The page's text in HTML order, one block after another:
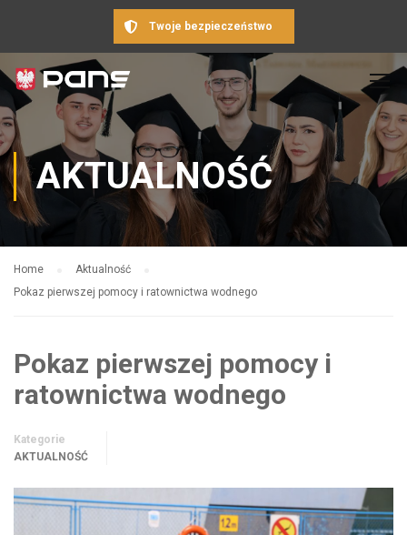
Twoje bezpieczeństwo
AKTUALNOŚĆ
Home
Aktualność
Pokaz pierwszej pomocy i ratownictwa wodnego
Pokaz pierwszej pomocy i
ratownictwa wodnego
Kategorie
AKTUALNOŚĆ